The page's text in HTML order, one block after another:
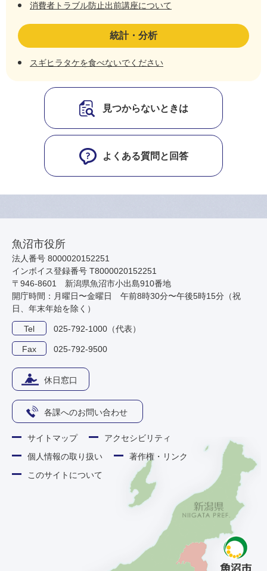
消費者トラブル防止出前講座について
統計・分析
スギヒラタケを食べないでください
見つからないときは
よくある質問と回答
魚沼市役所
法人番号 8000020152251
インボイス登録番号 T8000020152251
〒946-8601 新潟県魚沼市小出島910番地
開庁時間：月曜日〜金曜日 午前8時30分〜午後5時15分（祝
日、年末年始を除く）
Tel 025-792-1000（代表）
Fax 025-792-9500
休日窓口
各課へのお問い合わせ
サイトマップ
アクセシビリティ
個人情報の取り扱い
著作権・リンク
このサイトについて